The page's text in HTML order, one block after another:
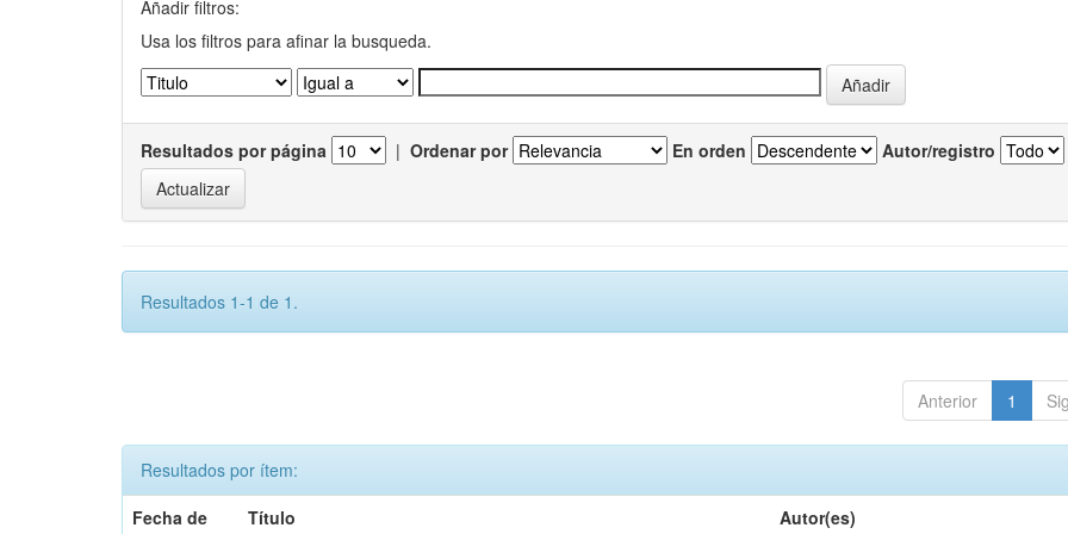
Añadir filtros:
Usa los filtros para afinar la busqueda.
Resultados por página | Ordenar por En orden Autor/registro
Resultados 1-1 de 1.
Anterior 1
Resultados por ítem:
Fecha de
Título Autor(es)